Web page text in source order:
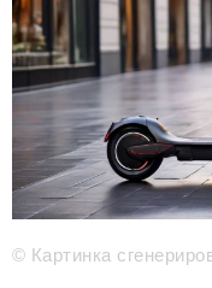
Телефон редакции:
Электронные почты
Информационный
info@business-
Отдел рекламы
reklama@business-
Отдел
© Картинка